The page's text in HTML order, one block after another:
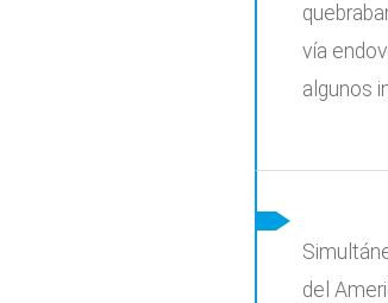
vía
algunos
del